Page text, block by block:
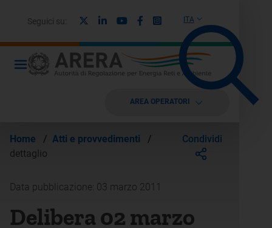
ITA
Seguici su: LinkedinYoutubeFacebook
Instagram
AREA OPERATORI
Home / Atti e provvedimenti
/
dettaglio
Condividi
Data pubblicazione: 03 marzo 2011
Delibera 02 marzo